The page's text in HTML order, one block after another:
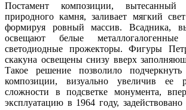
Постамент композиции, вытесанный
природного камня, заливает мягкий
формируя ровный массив. Всадника,
освещают белые
светодиодные прожекторы. Фигуры
скакуна освещены снизу вверх
Такое решение позволило подчеркнуть
композиции, визуально увеличив ее
сложности в подсветке монумента,
эксплуатацию в 1964 году,